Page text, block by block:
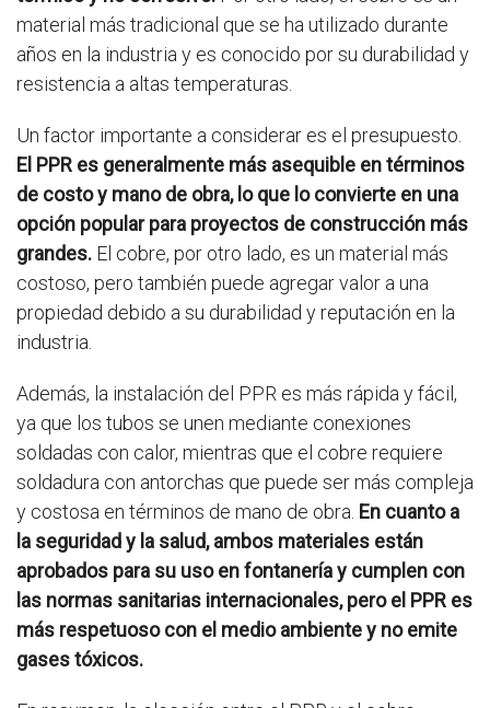
material más tradicional que se ha utilizado durante
años en la industria y es conocido por su durabilidad y
resistencia a altas temperaturas.
Un factor importante a considerar es el presupuesto.
El PPR es generalmente más asequible en términos
de costo y mano de obra, lo que lo convierte en una
opción popular para proyectos de construcción más
grandes. El cobre, por otro lado, es un material más
costoso, pero también puede agregar valor a una
propiedad debido a su durabilidad y reputación en la
industria.
Además, la instalación del PPR es más rápida y fácil,
ya que los tubos se unen mediante conexiones
soldadas con calor, mientras que el cobre requiere
soldadura con antorchas que puede ser más compleja
y costosa en términos de mano de obra. En cuanto a
la seguridad y la salud, ambos materiales están
aprobados para su uso en fontanería y cumplen con
las normas sanitarias internacionales, pero el PPR es
más respetuoso con el medio ambiente y no emite
gases tóxicos.